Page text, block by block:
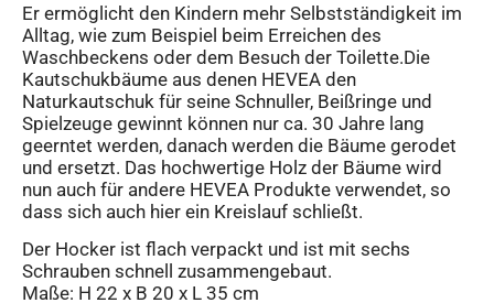
Er ermöglicht den Kindern mehr Selbstständigkeit im
Alltag, wie zum Beispiel beim Erreichen des
Waschbeckens oder dem Besuch der Toilette.Die
Kautschukbäume aus denen HEVEA den
Naturkautschuk für seine Schnuller, Beißringe und
Spielzeuge gewinnt können nur ca. 30 Jahre lang
geerntet werden, danach werden die Bäume gerodet
und ersetzt. Das hochwertige Holz der Bäume wird
nun auch für andere HEVEA Produkte verwendet, so
dass sich auch hier ein Kreislauf schließt.
Der Hocker ist flach verpackt und ist mit sechs
Schrauben schnell zusammengebaut.
Maße: H 22 x B 20 x L 35 cm